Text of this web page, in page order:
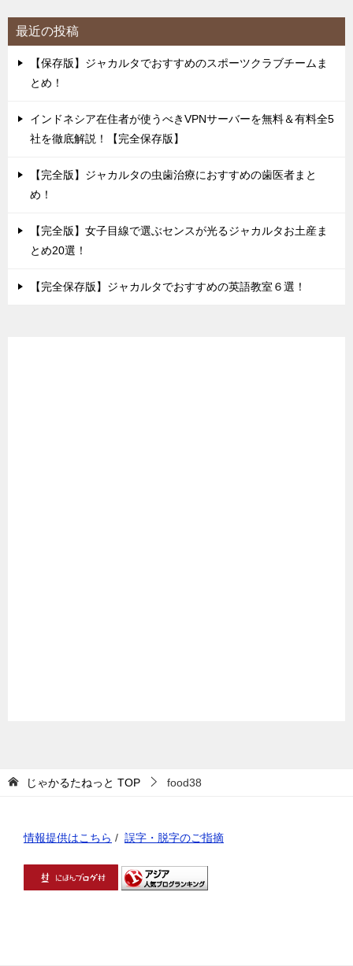
最近の投稿
【保存版】ジャカルタでおすすめのスポーツクラブチームま
とめ！
インドネシア在住者が使うべきVPNサーバーを無料＆有料全5
社を徹底解説！【完全保存版】
【完全版】ジャカルタの虫歯治療におすすめの歯医者まと
め！
【完全版】女子目線で選ぶセンスが光るジャカルタお土産ま
とめ20選！
【完全保存版】ジャカルタでおすすめの英語教室６選！
じゃかるたねっと TOP food38
情報提供はこちら / 誤字・脱字のご指摘